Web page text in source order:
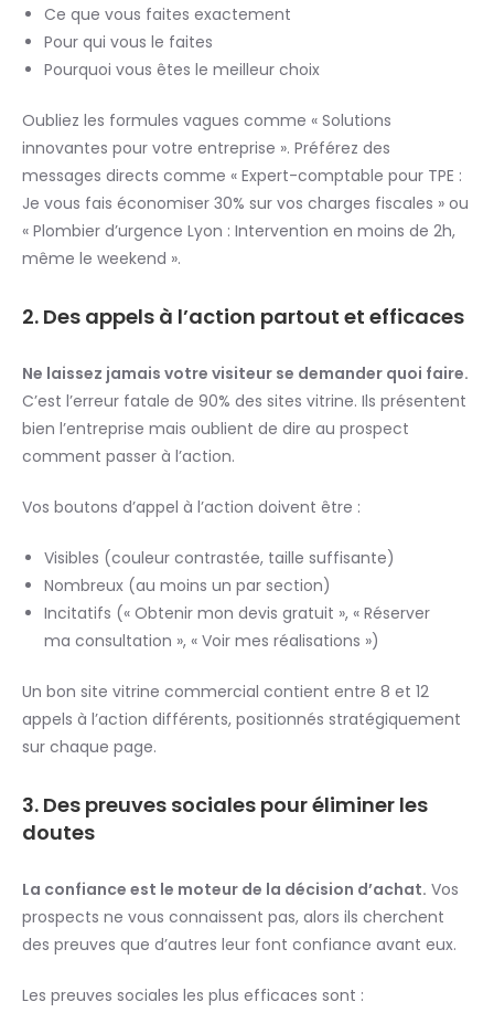
Ce que vous faites exactement
Pour qui vous le faites
Pourquoi vous êtes le meilleur choix
Oubliez les formules vagues comme « Solutions
innovantes pour votre entreprise ». Préférez des
messages directs comme « Expert-comptable pour TPE :
Je vous fais économiser 30% sur vos charges fiscales » ou
« Plombier d’urgence Lyon : Intervention en moins de 2h,
même le weekend ».
2. Des appels à l’action partout et efficaces
Ne laissez jamais votre visiteur se demander quoi faire.
C’est l’erreur fatale de 90% des sites vitrine. Ils présentent
bien l’entreprise mais oublient de dire au prospect
comment passer à l’action.
Vos boutons d’appel à l’action doivent être :
Visibles (couleur contrastée, taille suffisante)
Nombreux (au moins un par section)
Incitatifs (« Obtenir mon devis gratuit », « Réserver
ma consultation », « Voir mes réalisations »)
Un bon site vitrine commercial contient entre 8 et 12
appels à l’action différents, positionnés stratégiquement
sur chaque page.
3. Des preuves sociales pour éliminer les
doutes
La confiance est le moteur de la décision d’achat. Vos
prospects ne vous connaissent pas, alors ils cherchent
des preuves que d’autres leur font confiance avant eux.
Les preuves sociales les plus efficaces sont :